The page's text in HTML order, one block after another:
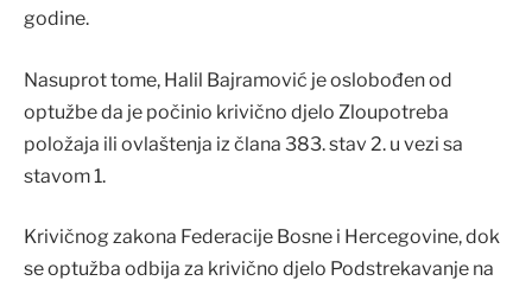
godine.
Nasuprot tome, Halil Bajramović je oslobođen od
optužbe da je počinio krivično djelo Zloupotreba
položaja ili ovlaštenja iz člana 383. stav 2. u vezi sa
stavom 1.
Krivičnog zakona Federacije Bosne i Hercegovine, dok
se optužba odbija za krivično djelo Podstrekavanje na